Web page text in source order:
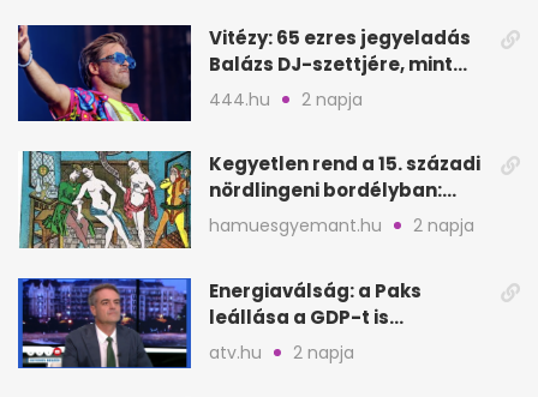
Vitézy: 65 ezres jegyeladás
Balázs DJ-szettjére, mint
metró nélküli Puskás-meccs
444.hu 2 napja
Kegyetlen rend a 15. századi
nördlingeni bordélyban:
verés, éheztetés
hamuesgyemant.hu 2 napja
Energiaválság: a Paks
leállása a GDP-t is
megütheti, int az
atv.hu 2 napja